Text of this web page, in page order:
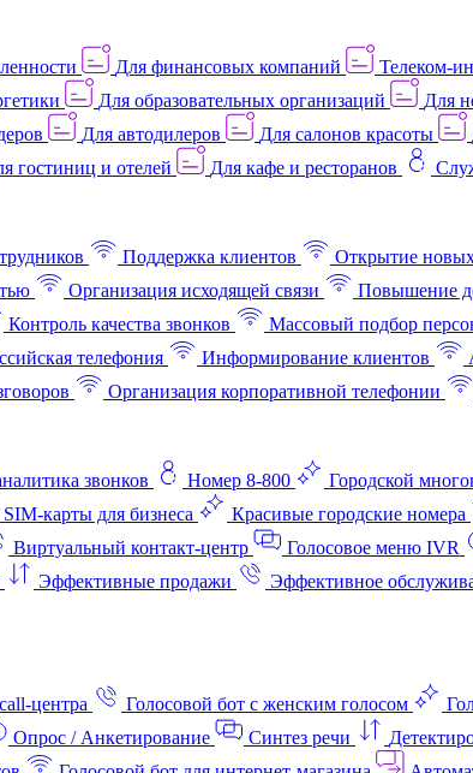
Для финансовых компаний Телеком-
Для образовательных организаций Для
Для автодилеров Для салонов красоты
гостиниц и отелей Для кафе и ресторанов
Поддержка клиентов Открытие
Организация исходящей связи Повышение
Контроль качества звонков Массовый подбор
телефония Информирование клиентов
Организация корпоративной телефонии
звонков Номер 8-800 Городской
карты для бизнеса Красивые городские номера
Виртуальный контакт‑центр Голосовое меню IVR
Эффективные продажи Эффективное
центра Голосовой бот с женским голосом
Опрос / Анкетирование Синтез речи